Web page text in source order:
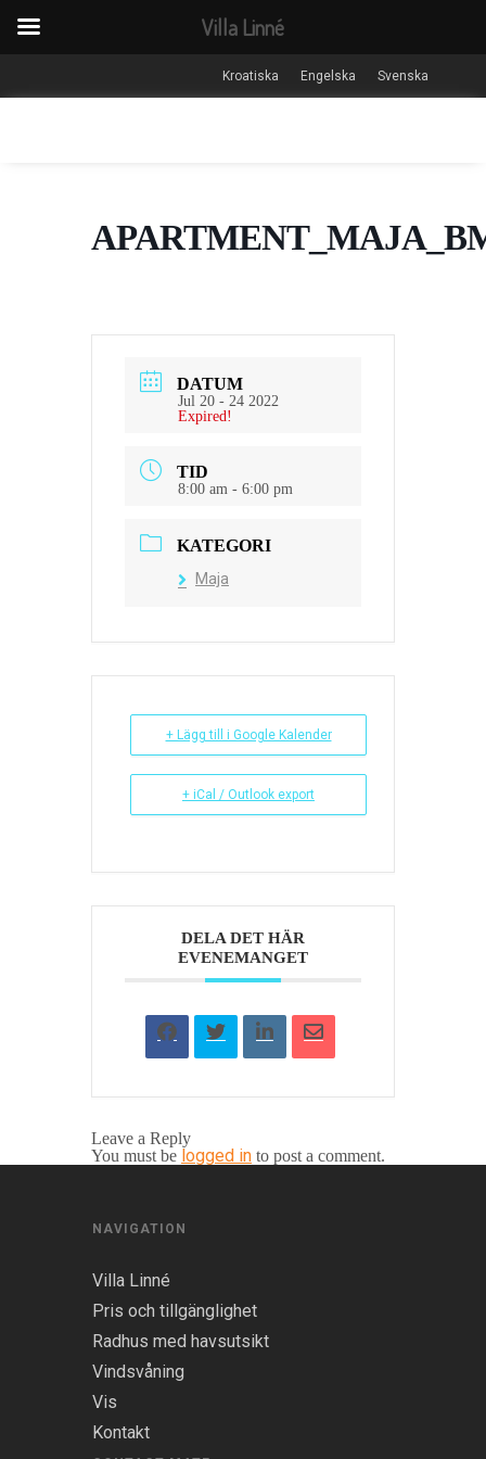
Kroatiska Engelska Svenska
DATUM
Jul 20 - 24 2022
Expired!
TID
8:00 am - 6:00 pm
KATEGORI
Maja
+ Lägg till i Google Kalender
+ iCal / Outlook export
DELA DET HÄR
EVENEMANGET
Leave a Reply
You must be logged in to post a comment.
NAVIGATION
Villa Linné
Pris och tillgänglighet
Radhus med havsutsikt
Vindsvåning
Vis
Kontakt
Villa Linné